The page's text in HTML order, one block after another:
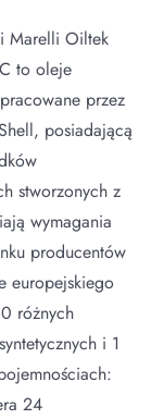
Marelli Oiltek
to oleje
przez
posiadającą
stworzonych z
wymagania
producentów
europejskiego
różnych
i 1
24